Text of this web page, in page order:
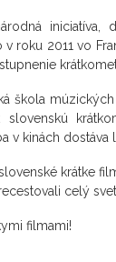
iniciatíva,
roku 2011 vo
škola
v kinách dostáva
krátke
celý svet.
filmami!